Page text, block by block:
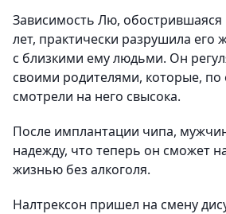
Зависимость Лю, обострившаяся
лет, практически разрушила
с близкими ему людьми. Он
своими родителями, которые,
смотрели на него свысока.
После имплантации чипа,
надежду, что теперь он сможет
жизнью без алкоголя.
Налтрексон пришел на смену